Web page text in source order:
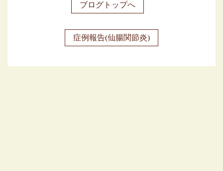
ブログトップへ
症例報告(仙腸関節炎)